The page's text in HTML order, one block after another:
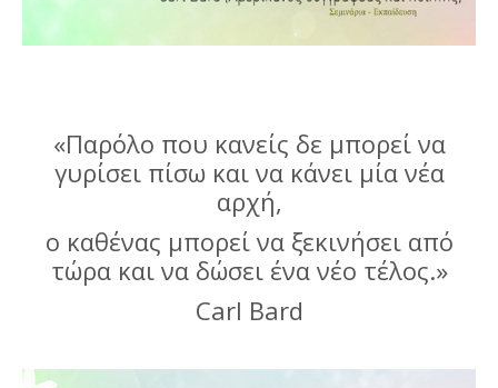
«Παρόλο που κανείς δε μπορεί να
γυρίσει πίσω και να κάνει μία νέα
αρχή,
ο καθένας μπορεί να ξεκινήσει από
τώρα και να δώσει ένα νέο τέλος.»
Carl Bard